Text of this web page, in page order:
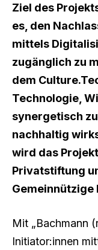
Ziel des
es, den
mittels
zugänglich zu
dem
Technologie,
synergetisch
nachhaltig
wird das
Privatstiftung
Mit „Bachmann
Initiator:innen